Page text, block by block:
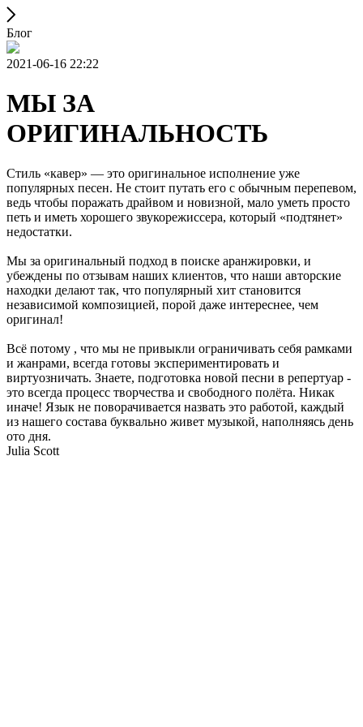
Блог
2021-06-16 22:22
МЫ ЗА
ОРИГИНАЛЬНОСТЬ
Стиль «кавер» — это оригинальное исполнение уже
популярных песен. Не стоит путать его с обычным перепевом,
ведь чтобы поражать драйвом и новизной, мало уметь просто
петь и иметь хорошего звукорежиссера, который «подтянет»
недостатки.
Мы за оригинальный подход в поиске аранжировки, и
убеждены по отзывам наших клиентов, что наши авторские
находки делают так, что популярный хит становится
независимой композицией, порой даже интереснее, чем
оригинал!
Всё потому , что мы не привыкли ограничивать себя рамками
и жанрами, всегда готовы экспериментировать и
виртуозничать. Знаете, подготовка новой песни в репертуар -
это всегда процесс творчества и свободного полёта. Никак
иначе! Язык не поворачивается назвать это работой, каждый
из нашего состава буквально живет музыкой, наполняясь день
ото дня.
Julia Scott